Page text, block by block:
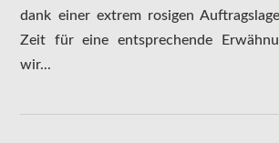
dank einer extrem rosigen
Zeit für eine entsprechende
wir...